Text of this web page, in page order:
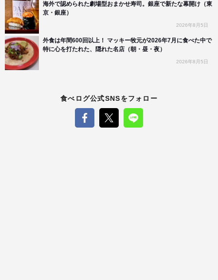
海外で認められた劇場型おまかせ寿司。銀座で新たな幕開け（東
京・銀座）
2026年8月5日
外食は年間600回以上！ マッキー牧元が2026年7月に食べた中で
特に心を打たれた、隠れた名店（朝・昼・夜）
2026年8月5日
食べログ公式SNSをフォロー